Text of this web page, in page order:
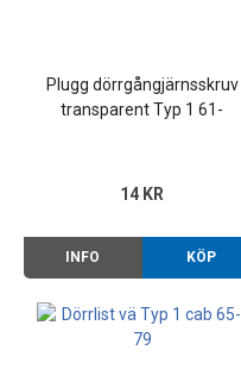
Plugg dörrgångjärnsskruv
transparent Typ 1 61-
14 KR
INFO KÖP